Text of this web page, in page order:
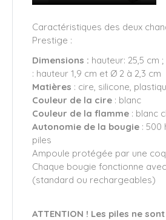
Caractéristiques des deux
Prestige :
Dimensions : hauteur: 25,5 cm
: hauteur 1,9 cm et Ø 2 à 2,3 cm
Matières : cire, silicone,
Couleur de la cire : blanc
Couleur de la flamme : blanc
Autonomie de la bougie : 500
piles
Ampoule protégée par une
Chaque bougie fonctionne
(standard ou rechargeables)
ATTENTION ! Les piles ne